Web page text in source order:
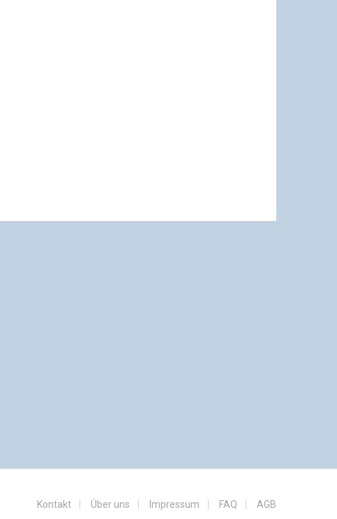
Kontakt Über uns Impressum FAQ AGB